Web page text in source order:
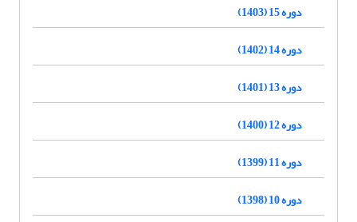
دوره 15 (1403)
دوره 14 (1402)
دوره 13 (1401)
دوره 12 (1400)
دوره 11 (1399)
دوره 10 (1398)